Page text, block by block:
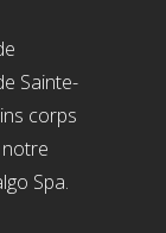
Sainte-
corps
Spa.